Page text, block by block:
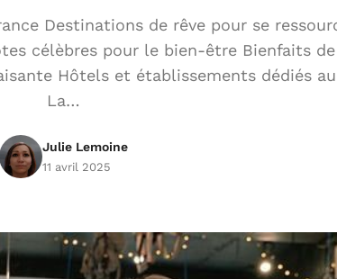
Destinations de rêve pour se
célèbres pour le bien-être Bienfaits
Hôtels et établissements dédiés
La…
Julie Lemoine
11 avril 2025